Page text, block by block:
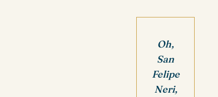
Oh,
San
Felipe
Neri,